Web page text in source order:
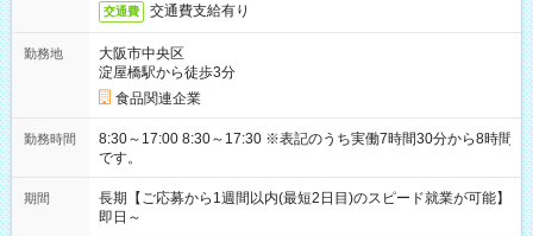
交通費 交通費支給有り
勤務地
大阪市中央区
淀屋橋駅から徒歩3分
食品関連企業
勤務時間
8:30～17:00 8:30～17:30 ※表記のうち実働7時間30分から8時間
です。
期間
長期【ご応募から1週間以内(最短2日目)のスピード就業が可能】
即日～